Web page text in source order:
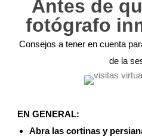
Antes de
fotógrafo
Consejos a tener en cuenta
de la
EN GENERAL:
Abra las cortinas y